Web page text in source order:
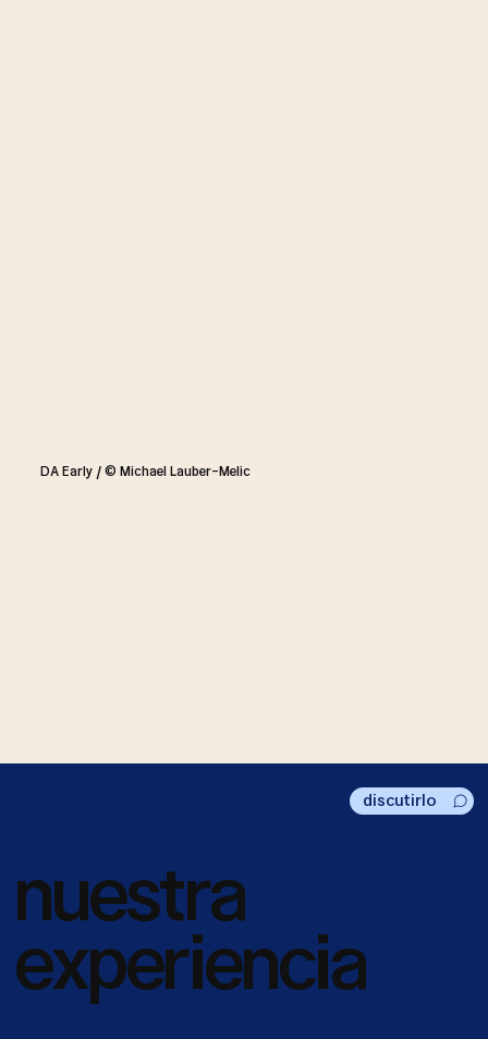
DA Early / © Michael Lauber-Melic
nuestra
experiencia
discutirlo